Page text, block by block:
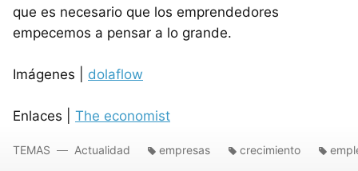
que es necesario que los emprendedores
empecemos a pensar a lo grande.
Imágenes | dolaflow
Enlaces | The economist
TEMAS Actualidad empresas crecimiento